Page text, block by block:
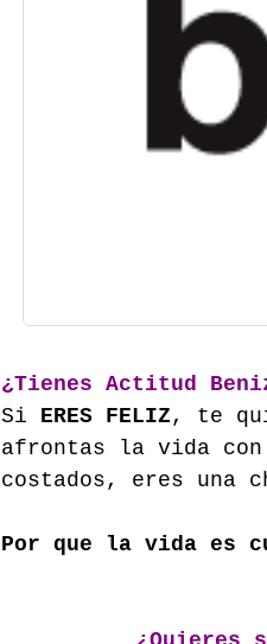
¿Tienes Actitud
Si ERES FELIZ, te
afrontas la vida
costados, eres una
Por que la vida es